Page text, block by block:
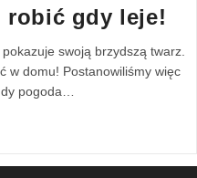
robić gdy leje!
swoją brzydszą twarz.
w domu! Postanowiliśmy więc
pogoda…